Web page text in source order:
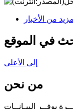
في الموقع
إلى الأعلى
من نحن
يوفــر البيـانــات